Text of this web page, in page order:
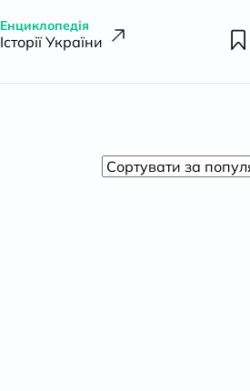
Енциклопедія
Історії України